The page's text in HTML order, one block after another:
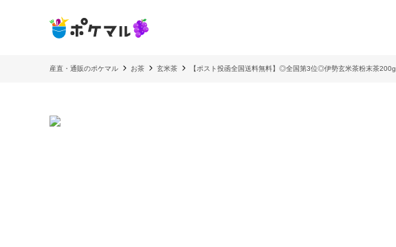
産直・通販のポケマル お茶 玄米茶 【ポスト投函全国送料無料】◎全国第3位◎伊勢玄米茶粉末茶200g